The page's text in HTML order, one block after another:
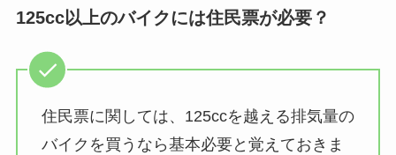
125cc以上のバイクには住民票が必要？
住民票に関しては、125ccを越える排気量の
バイクを買うなら基本必要と覚えておきま